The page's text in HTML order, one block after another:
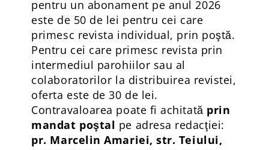
pentru un abonament pe anul 2026
este de 50 de lei pentru cei care
primesc revista individual, prin poştă.
Pentru cei care primesc revista prin
intermediul parohiilor sau al
colaboratorilor la distribuirea revistei,
oferta este de 30 de lei.
Contravaloarea poate fi achitată prin
mandat poştal pe adresa redacţiei:
pr. Marcelin Amariei, str. Teiului,